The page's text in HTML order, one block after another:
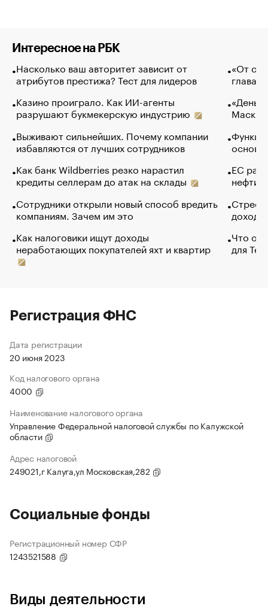
Интересное на РБК
Насколько ваш авторитет зависит от
атрибутов престижа? Тест для лидеров
Казино проиграло. Как ИИ-агенты
разрушают букмекерскую индустрию
Выживают сильнейших. Почему компании
избавляются от лучших сотрудников
Как банк Wildberries резко нарастил
кредиты селлерам до атак на склады
Сотрудники открыли новый способ вредить
компаниям. Зачем им это
Как налоговики ищут доходы
неработающих покупателей яхт и квартир
«От
глава
Маск в
основ
ЕС
нефти
Что
для
Регистрация ФНС
Дата регистрации
20 июня 2023
Код налогового органа
4000
Наименование налогового органа
Управление Федеральной налоговой службы по Калужской
области
Адрес налоговой
249021,г Калуга,ул Московская,282
Социальные фонды
Регистрационный номер СФР
1243521588
Виды деятельности